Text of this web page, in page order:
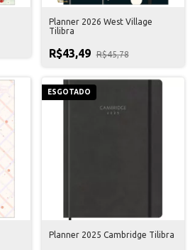
Planner 2026 West Village
Tilibra
R$43,49 R$45,78
ESGOTADO
Planner 2025 Cambridge Tilibra